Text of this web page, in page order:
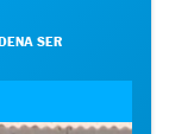
SER